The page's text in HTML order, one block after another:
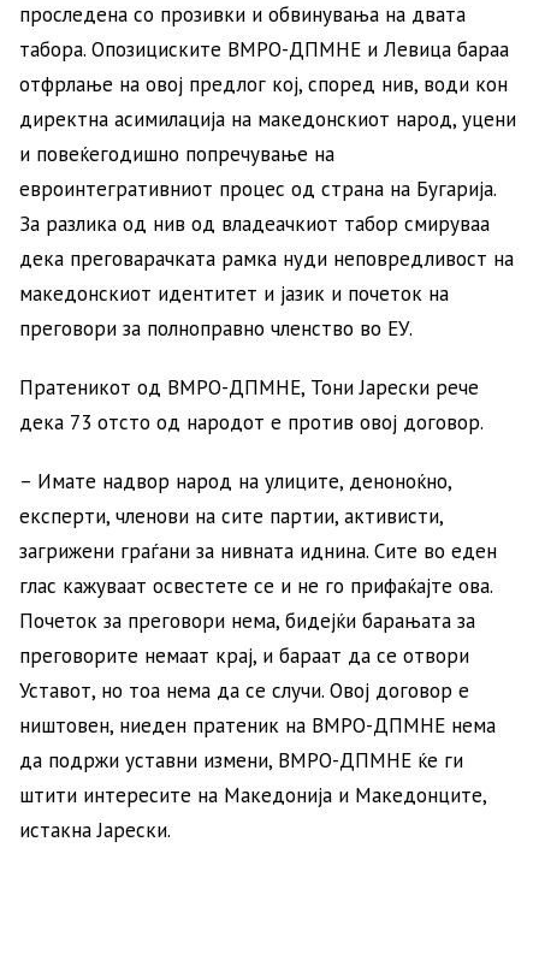
проследена со прозивки и обвинувања на двата
табора. Опозициските ВМРО-ДПМНЕ и Левица бараа
отфрлање на овој предлог кој, според нив, води кон
директна асимилација на македонскиот народ, уцени
и повеќегодишно попречување на
евроинтегративниот процес од страна на Бугарија.
За разлика од нив од владеачкиот табор смируваа
дека преговарачката рамка нуди неповредливост на
македонскиот идентитет и јазик и почеток на
преговори за полноправно членство во ЕУ.
Пратеникот од ВМРО-ДПМНЕ, Тони Јарески рече
дека 73 отсто од народот е против овој договор.
– Имате надвор народ на улиците, деноноќно,
експерти, членови на сите партии, активисти,
загрижени граѓани за нивната иднина. Сите во еден
глас кажуваат освестете се и не го прифаќајте ова.
Почеток за преговори нема, бидејќи барањата за
преговорите немаат крај, и бараат да се отвори
Уставот, но тоа нема да се случи. Овој договор е
ништовен, ниеден пратеник на ВМРО-ДПМНЕ нема
да подржи уставни измени, ВМРО-ДПМНЕ ќе ги
штити интересите на Македонија и Македонците,
истакна Јарески.